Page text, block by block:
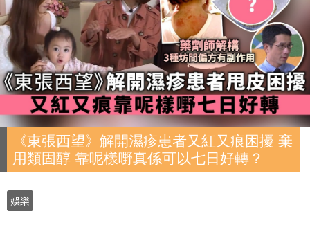
《東張西望》解開濕疹患者又紅又痕困擾 棄
用類固醇 靠呢樣嘢真係可以七日好轉？
娛樂